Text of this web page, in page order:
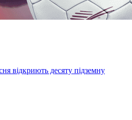
відкриють десяту підземну